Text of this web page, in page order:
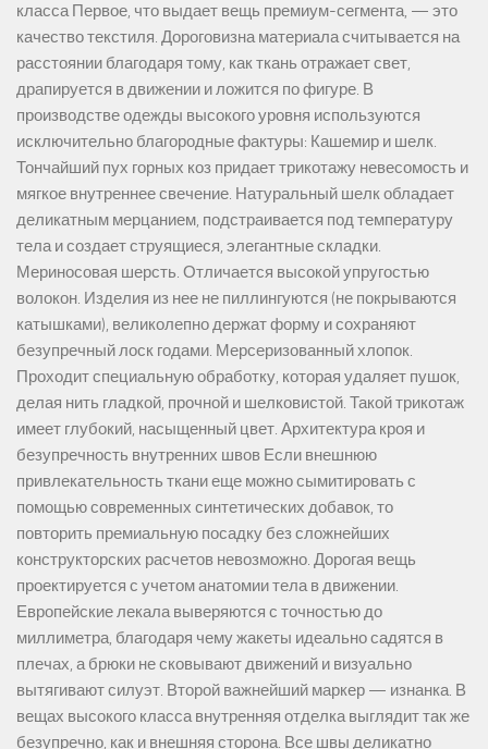
класса Первое, что выдает вещь премиум-сегмента, — это
качество текстиля. Дороговизна материала считывается на
расстоянии благодаря тому, как ткань отражает свет,
драпируется в движении и ложится по фигуре. В
производстве одежды высокого уровня используются
исключительно благородные фактуры: Кашемир и шелк.
Тончайший пух горных коз придает трикотажу невесомость и
мягкое внутреннее свечение. Натуральный шелк обладает
деликатным мерцанием, подстраивается под температуру
тела и создает струящиеся, элегантные складки.
Мериносовая шерсть. Отличается высокой упругостью
волокон. Изделия из нее не пиллингуются (не покрываются
катышками), великолепно держат форму и сохраняют
безупречный лоск годами. Мерсеризованный хлопок.
Проходит специальную обработку, которая удаляет пушок,
делая нить гладкой, прочной и шелковистой. Такой трикотаж
имеет глубокий, насыщенный цвет. Архитектура кроя и
безупречность внутренних швов Если внешнюю
привлекательность ткани еще можно сымитировать с
помощью современных синтетических добавок, то
повторить премиальную посадку без сложнейших
конструкторских расчетов невозможно. Дорогая вещь
проектируется с учетом анатомии тела в движении.
Европейские лекала выверяются с точностью до
миллиметра, благодаря чему жакеты идеально садятся в
плечах, а брюки не сковывают движений и визуально
вытягивают силуэт. Второй важнейший маркер — изнанка. В
вещах высокого класса внутренняя отделка выглядит так же
безупречно, как и внешняя сторона. Все швы деликатно